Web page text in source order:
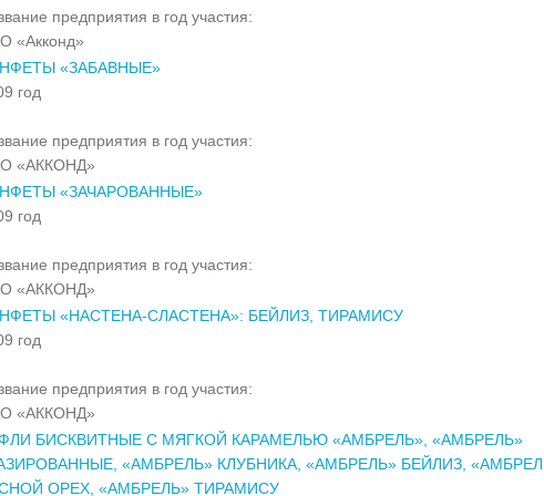
предприятия в год участия:
«Акконд»
«ЗАБАВНЫЕ»
год
предприятия в год участия:
«АККОНД»
«ЗАЧАРОВАННЫЕ»
год
предприятия в год участия:
«АККОНД»
«НАСТЕНА-СЛАСТЕНА»: БЕЙЛИЗ, ТИРАМИСУ
год
предприятия в год участия:
«АККОНД»
БИСКВИТНЫЕ С МЯГКОЙ КАРАМЕЛЬЮ «АМБРЕЛЬ», «АМБРЕЛЬ»
«АМБРЕЛЬ» КЛУБНИКА, «АМБРЕЛЬ» БЕЙЛИЗ,
ОРЕХ, «АМБРЕЛЬ» ТИРАМИСУ